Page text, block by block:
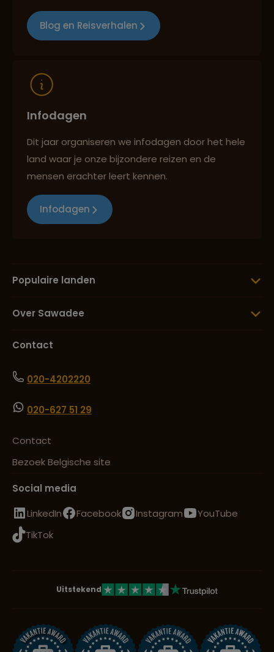
Blog en Reisverhalen
Infodagen
Dit jaar organiseren we infodagen door het hele
land waar je onze bijzondere reizen en de
mensen erachter leert kennen.
Infodagen
Populaire landen
Over Sawadee
Contact
020-4202220
020-627 51 29
Contact
Bezoek Belgische site
Social media
LinkedIn
Facebook Instagram
YouTube
TikTok
Uitstekend